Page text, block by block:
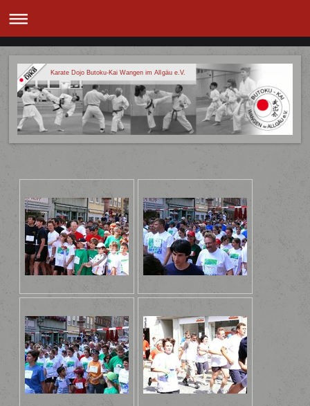
Karate Dojo Butoku-Kai Wangen im Allgäu e.V.